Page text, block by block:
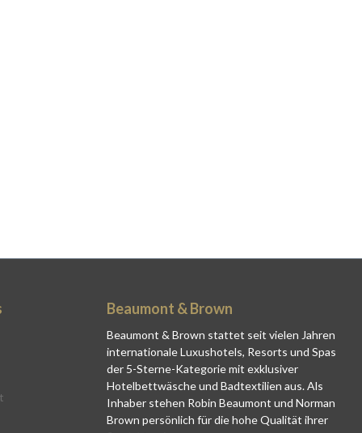
Beaumont & Brown
Beaumont & Brown stattet seit vielen Jahren
internationale Luxushotels, Resorts und Spas
der 5-Sterne-Kategorie mit exklusiver
Hotelbettwäsche und Badtextilien aus. Als
Inhaber stehen Robin Beaumont und Norman
Brown persönlich für die hohe Qualität ihrer